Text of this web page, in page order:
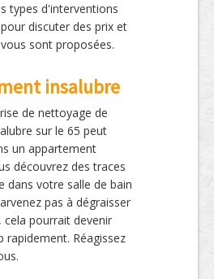
types d'interventions
discuter des prix et
sont proposées.
insalubre
de nettoyage de
sur le 65 peut
un appartement
découvrez des traces
dans votre salle de bain
pas à dégraisser
cela pourrait devenir
rapidement. Réagissez